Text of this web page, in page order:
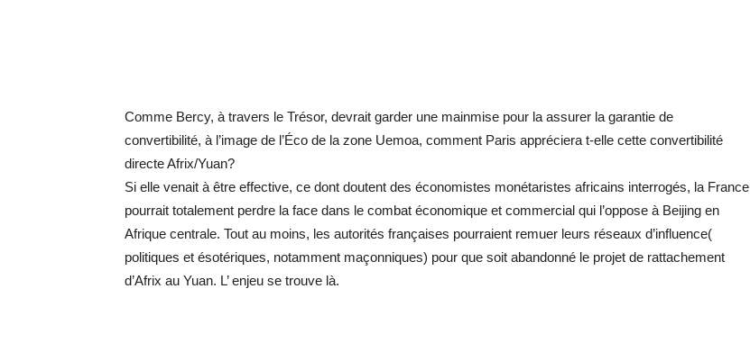
Comme Bercy, à travers le Trésor, devrait garder une mainmise pour la assurer la garantie de
convertibilité, à l’image de l’Éco de la zone Uemoa, comment Paris appréciera t-elle cette convertibilité
directe Afrix/Yuan?
Si elle venait à être effective, ce dont doutent des économistes monétaristes africains interrogés, la France
pourrait totalement perdre la face dans le combat économique et commercial qui l’oppose à Beijing en
Afrique centrale. Tout au moins, les autorités françaises pourraient remuer leurs réseaux d’influence(
politiques et ésotériques, notamment maçonniques) pour que soit abandonné le projet de rattachement
d’Afrix au Yuan. L’ enjeu se trouve là.